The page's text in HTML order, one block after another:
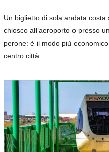
Un biglietto di sola andata
chiosco all’aeroporto o presso
perone: è il modo più
centro città.